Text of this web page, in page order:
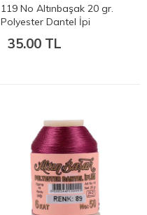
119 No Altınbaşak 20 gr.
Polyester Dantel İpi
35.00 TL